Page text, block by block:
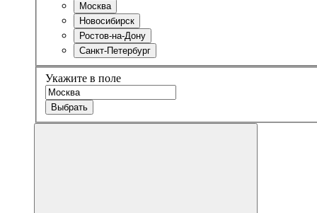
Москва
Новосибирск
Ростов-на-Дону
Санкт-Петербург
Укажите в поле
Выбрать